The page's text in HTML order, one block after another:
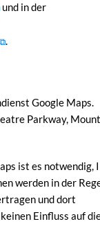
und in der
.
Google Maps.
Parkway,
ist es notwendig,
werden in der
und dort
Einfluss auf